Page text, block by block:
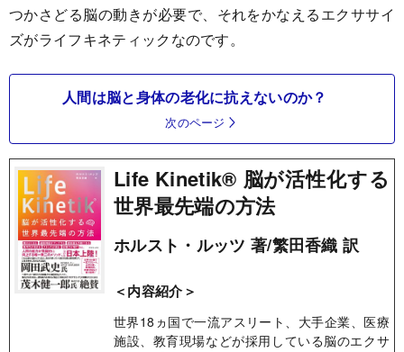
つかさどる脳の動きが必要で、それをかなえるエクササイ
ズがライフキネティックなのです。
人間は脳と身体の老化に抗えないのか？
次のページ
Life Kinetik® 脳が活性化する
世界最先端の方法
ホルスト・ルッツ 著/繁田香織 訳
＜内容紹介＞
世界18ヵ国で一流アスリート、大手企業、医療
施設、教育現場などが採用している脳のエクサ